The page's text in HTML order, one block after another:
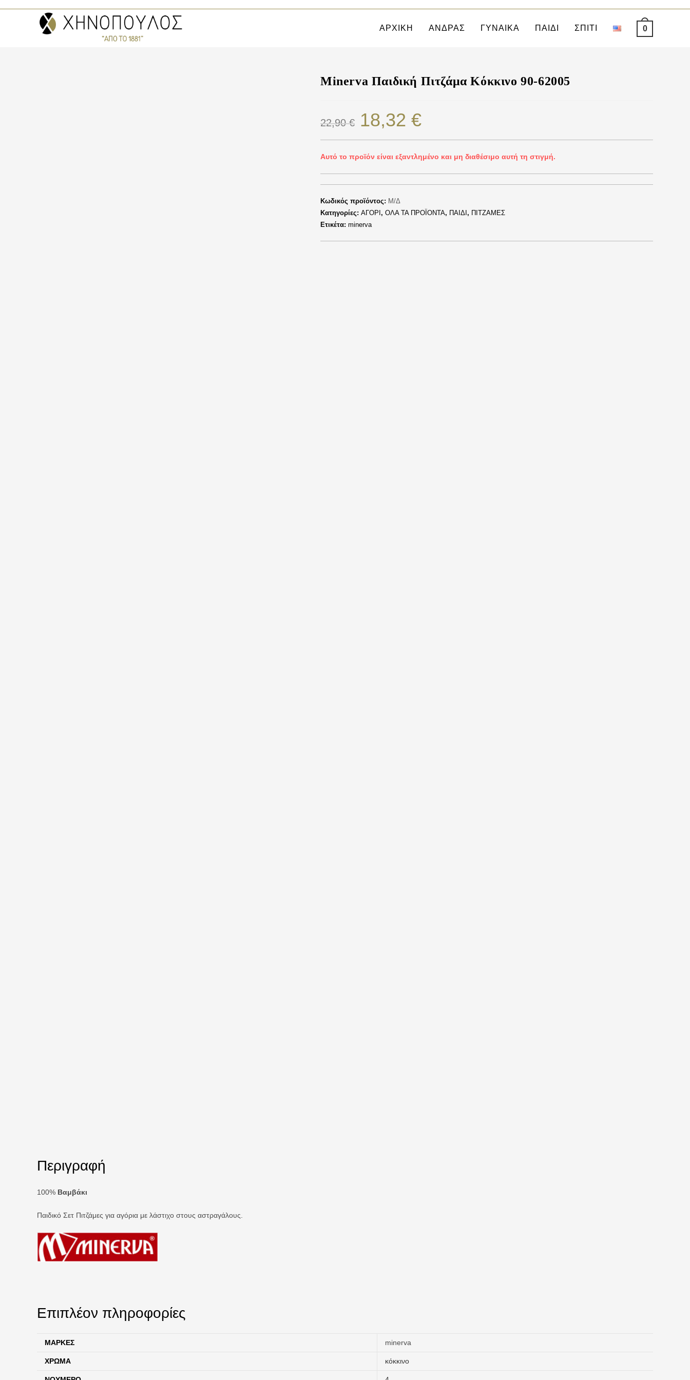
ΑΡΧΙΚΗ ΑΝΔΡΑΣ ΓΥΝΑΙΚΑ ΠΑΙΔΙ ΣΠΙΤΙ 0
Minerva Παιδική Πιτζάμα Κόκκινο 90-62005
22,90€ 18,32 €
Αυτό το προϊόν είναι εξαντλημένο και μη διαθέσιμο αυτή τη στιγμή.
Κωδικός προϊόντος: Μ/Δ
Κατηγορίες: ΑΓΟΡΙ , ΟΛΑ ΤΑ ΠΡΟΪΟΝΤΑ, ΠΑΙΔΙ , ΠΙΤΖΑΜΕΣ
Ετικέτα: minerva
Περιγραφή
100% Βαμβάκι
Παιδικό Σετ Πιτζάμες για αγόρια με λάστιχο στους αστραγάλους.
Επιπλέον πληροφορίες
ΜΆΡΚΕΣ minerva
ΧΡΏΜΑ κόκκινο